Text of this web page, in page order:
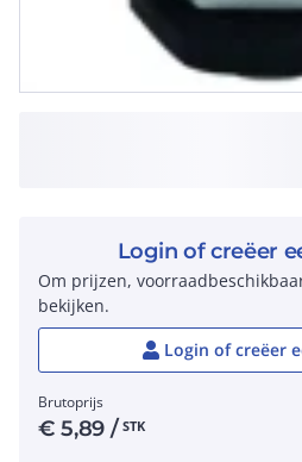
Login of creëer
Om prijzen,
bekijken.
Login of creëer
Brutoprijs
€5,89 / STK